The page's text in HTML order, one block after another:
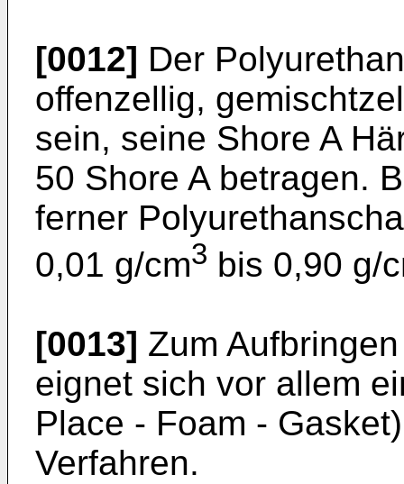
[0012] Der
offenzellig,
sein, seine Shore A
50 Shore A betragen.
ferner
0,01 g/cm3 bis 0,90 g/
[0013] Zum
eignet sich vor allem
Place - Foam -
Verfahren.